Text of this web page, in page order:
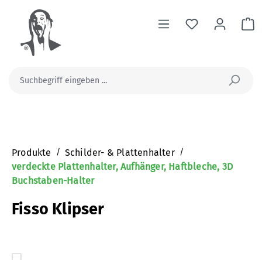
springen
Produkte / Schilder- & Plattenhalter /
verdeckte Plattenhalter, Aufhänger, Haftbleche, 3D
Buchstaben-Halter
Fisso Klipser